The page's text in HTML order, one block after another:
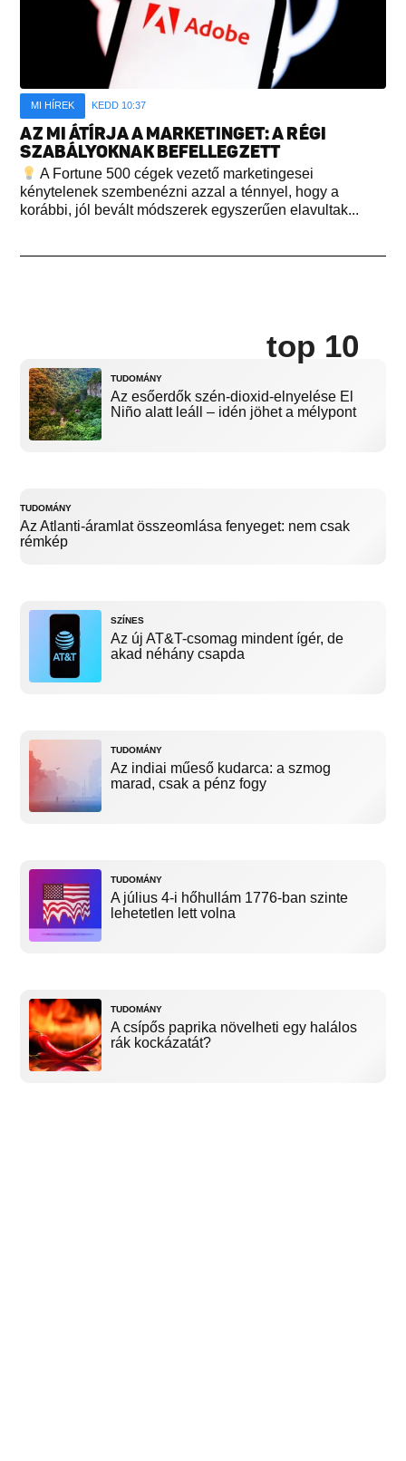
MI HÍREK KEDD 10:37
AZ MI ÁTÍRJA A MARKETINGET: A RÉGI
SZABÁLYOKNAK BEFELLEGZETT
A Fortune 500 cégek vezető marketingesei
kénytelenek szembenézni azzal a ténnyel, hogy a
korábbi, jól bevált módszerek egyszerűen elavultak...
top 10
TUDOMÁNY
Az esőerdők szén-dioxid-elnyelése El
Niño alatt leáll – idén jöhet a mélypont
TUDOMÁNY
Az Atlanti-áramlat összeomlása fenyeget: nem csak
rémkép
SZÍNES
Az új AT&T-csomag mindent ígér, de
akad néhány csapda
TUDOMÁNY
Az indiai műeső kudarca: a szmog
marad, csak a pénz fogy
TUDOMÁNY
A július 4-i hőhullám 1776-ban szinte
lehetetlen lett volna
TUDOMÁNY
A csípős paprika növelheti egy halálos
rák kockázatát?